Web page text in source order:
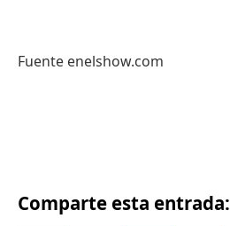
Fuente enelshow.com
Comparte esta entrada: